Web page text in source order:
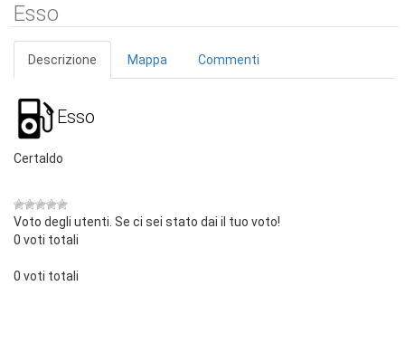
Esso
Descrizione Mappa Commenti
Esso
Certaldo
Voto degli utenti. Se ci sei stato dai il tuo voto!
0 voti totali
0 voti totali